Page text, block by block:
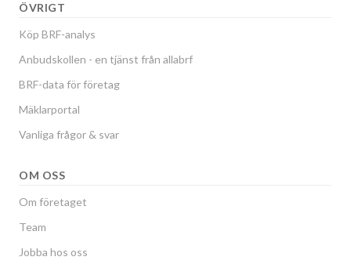
ÖVRIGT
Köp BRF-analys
Anbudskollen - en tjänst från allabrf
BRF-data för företag
Mäklarportal
Vanliga frågor & svar
OM OSS
Om företaget
Team
Jobba hos oss